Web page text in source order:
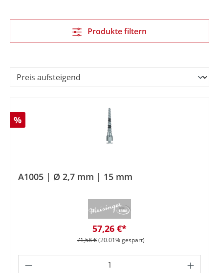
Produkte filtern
Rabatt
%
A1005 | Ø 2,7 mm | 15 mm
Verkaufspreis:
57,26 €*
Regulärer Preis:
71,58 €(20.01% gespart)
Produkt Anzahl: Gib den